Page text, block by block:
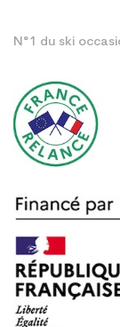
N°1 du ski